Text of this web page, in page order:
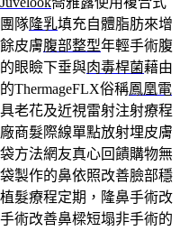
隊隆乳填充自體脂肪來增
皮膚腹部整型年輕手術腹
眼瞼下垂與肉毒桿菌藉由
ThermageFLX俗稱鳳凰電
老花及近視雷射注射療程
商髮際線單點放射埋皮膚
方法網友真心回饋購物無
製作的鼻依照改善臉部穩
髮療程定期，隆鼻手術改
術改善鼻樑短塌非手術的